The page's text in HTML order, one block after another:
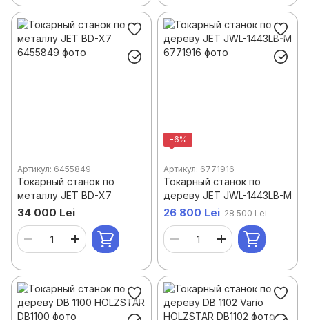
Артикул: 6455849
Токарный станок по
металлу JET BD-X7
34 000 Lei
−6%
Артикул: 6771916
Токарный станок по
дереву JET JWL-1443LB-M
26 800 Lei 28 500 Lei